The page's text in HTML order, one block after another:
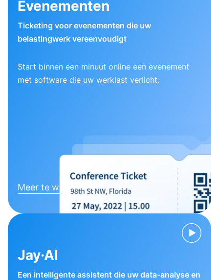
Evenementen
Ticketing voor evenementen die uw
belastingwerk vereenvoudigt
Start binnen een minuut online een evenement
met software die uw werklast verlicht.
Meer te weten komen
Jay·AI
Een intelligente assistent die uw data-analyse en